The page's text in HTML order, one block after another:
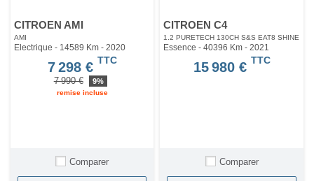
CITROEN AMI
AMI
Electrique - 14589 Km - 2020
7 298 € TTC
7 990 € 9%
remise incluse
Comparer
CITROEN C4
1.2 PURETECH 130CH S&S EAT8 SHINE
Essence - 40396 Km- 2021
15 980 € TTC
Comparer